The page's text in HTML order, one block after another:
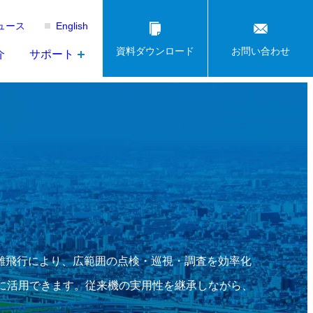
ース English
サポート 資料ダウンロード お問い合わせ
行により、広範囲の点検・巡視・調査を効率化
用できます。従来機の実用性を継承しながら、